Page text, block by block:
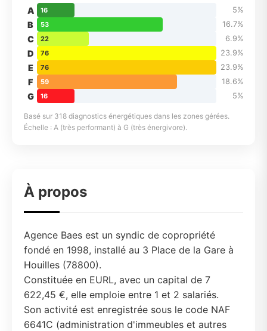
A 16 5%
B 53 16.7%
C 22 6.9%
D 76 23.9%
E 76 23.9%
F 59 18.6%
G 16 5%
Basé sur 318 diagnostics énergétiques dans les zones gérées.
Échelle : A (très performant) à G (très énergivore).
À propos
Agence Baes est un syndic de copropriété
fondé en 1998, installé au 3 Place de la Gare à
Houilles (78800).
Constituée en EURL, avec un capital de 7
622,45 €, elle emploie entre 1 et 2 salariés.
Son activité est enregistrée sous le code NAF
6641C (administration d'immeubles et autres